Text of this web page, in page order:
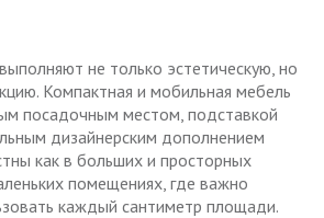
не только эстетическую, но
Компактная и мобильная мебель
посадочным местом, подставкой
дизайнерским дополнением
как в больших и просторных
помещениях, где важно
каждый сантиметр площади.